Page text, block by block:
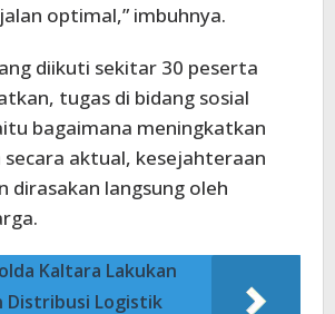
optimal,” imbuhnya.
diikuti sekitar 30 peserta
tugas di bidang sosial
bagaimana meningkatkan
aktual, kesejahteraan
dirasakan langsung oleh
Kaltara Lakukan
Distribusi Logistik